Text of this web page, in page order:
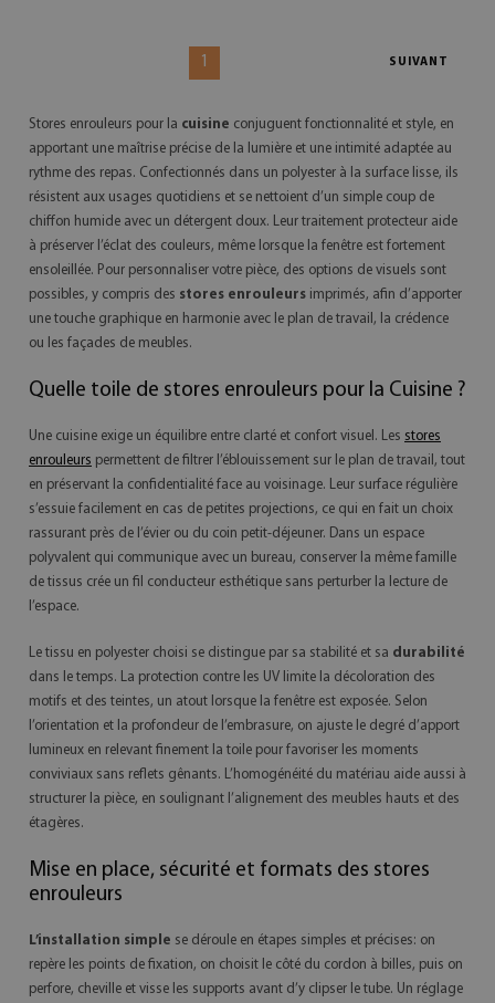
1 SUIVANT
Stores enrouleurs pour la cuisine conjuguent fonctionnalité et style, en
apportant une maîtrise précise de la lumière et une intimité adaptée au
rythme des repas. Confectionnés dans un polyester à la surface lisse, ils
résistent aux usages quotidiens et se nettoient d’un simple coup de
chiffon humide avec un détergent doux. Leur traitement protecteur aide
à préserver l’éclat des couleurs, même lorsque la fenêtre est fortement
ensoleillée. Pour personnaliser votre pièce, des options de visuels sont
possibles, y compris des stores enrouleurs imprimés, afin d’apporter
une touche graphique en harmonie avec le plan de travail, la crédence
ou les façades de meubles.
Quelle toile de stores enrouleurs pour la Cuisine ?
Une cuisine exige un équilibre entre clarté et confort visuel. Les stores
enrouleurs permettent de filtrer l’éblouissement sur le plan de travail, tout
en préservant la confidentialité face au voisinage. Leur surface régulière
s’essuie facilement en cas de petites projections, ce qui en fait un choix
rassurant près de l’évier ou du coin petit-déjeuner. Dans un espace
polyvalent qui communique avec un bureau, conserver la même famille
de tissus crée un fil conducteur esthétique sans perturber la lecture de
l’espace.
Le tissu en polyester choisi se distingue par sa stabilité et sa durabilité
dans le temps. La protection contre les UV limite la décoloration des
motifs et des teintes, un atout lorsque la fenêtre est exposée. Selon
l’orientation et la profondeur de l’embrasure, on ajuste le degré d’apport
lumineux en relevant finement la toile pour favoriser les moments
conviviaux sans reflets gênants. L’homogénéité du matériau aide aussi à
structurer la pièce, en soulignant l’alignement des meubles hauts et des
étagères.
Mise en place, sécurité et formats des stores
enrouleurs
L’installation simple se déroule en étapes simples et précises: on
repère les points de fixation, on choisit le côté du cordon à billes, puis on
perfore, cheville et visse les supports avant d’y clipser le tube. Un réglage